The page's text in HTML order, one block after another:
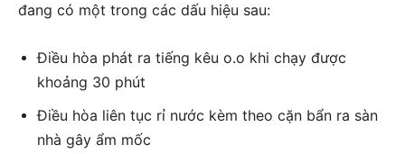
đang có một trong các dấu hiệu sau:
Điều hòa phát ra tiếng kêu o.o khi chạy được
khoảng 30 phút
Điều hòa liên tục rỉ nước kèm theo cặn bẩn ra sàn
nhà gây ẩm mốc